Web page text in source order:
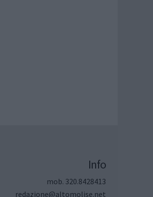
Info
mob. 320.8428413
redazione@altomolise.net